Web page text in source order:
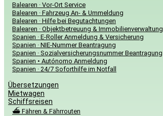
Balearen · Vor-Ort Service
Balearen · Fahrzeug An- & Ummeldung
Balearen · Hilfe bei Begutachtungen
Balearen · Objektbetreuung & Immobilienverwaltung
Spanien · E-Roller Anmeldung & Versicherung
Spanien · NIE-Nummer Beantragung
Spanien · Sozialversicherungsnummer Beantragung
Spanien • Autónomo Anmeldung
Spanien · 24/7 Soforthilfe im Notfall
Übersetzungen
Mietwagen
Schiffsreisen
⛴️ Fähren & Fährrouten